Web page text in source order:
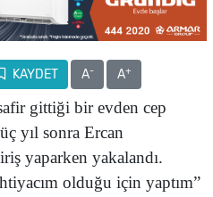
KAYDET A- A+
gittiği bir evden cep
yıl sonra Ercan
yaparken yakalandı.
olduğu için yaptım”